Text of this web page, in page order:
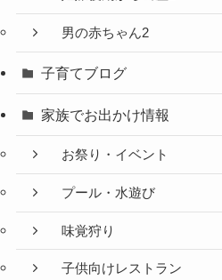
男の赤ちゃん2
子育てブログ
家族でお出かけ情報
お祭り・イベント
プール・水遊び
味覚狩り
子供向けレストラン